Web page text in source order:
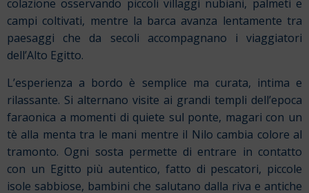
colazione osservando piccoli villaggi nubiani, palmeti e
campi coltivati, mentre la barca avanza lentamente tra
paesaggi che da secoli accompagnano i viaggiatori
dell’Alto Egitto.
L’esperienza a bordo è semplice ma curata, intima e
rilassante. Si alternano visite ai grandi templi dell’epoca
faraonica a momenti di quiete sul ponte, magari con un
tè alla menta tra le mani mentre il Nilo cambia colore al
tramonto. Ogni sosta permette di entrare in contatto
con un Egitto più autentico, fatto di pescatori, piccole
isole sabbiose, bambini che salutano dalla riva e antiche